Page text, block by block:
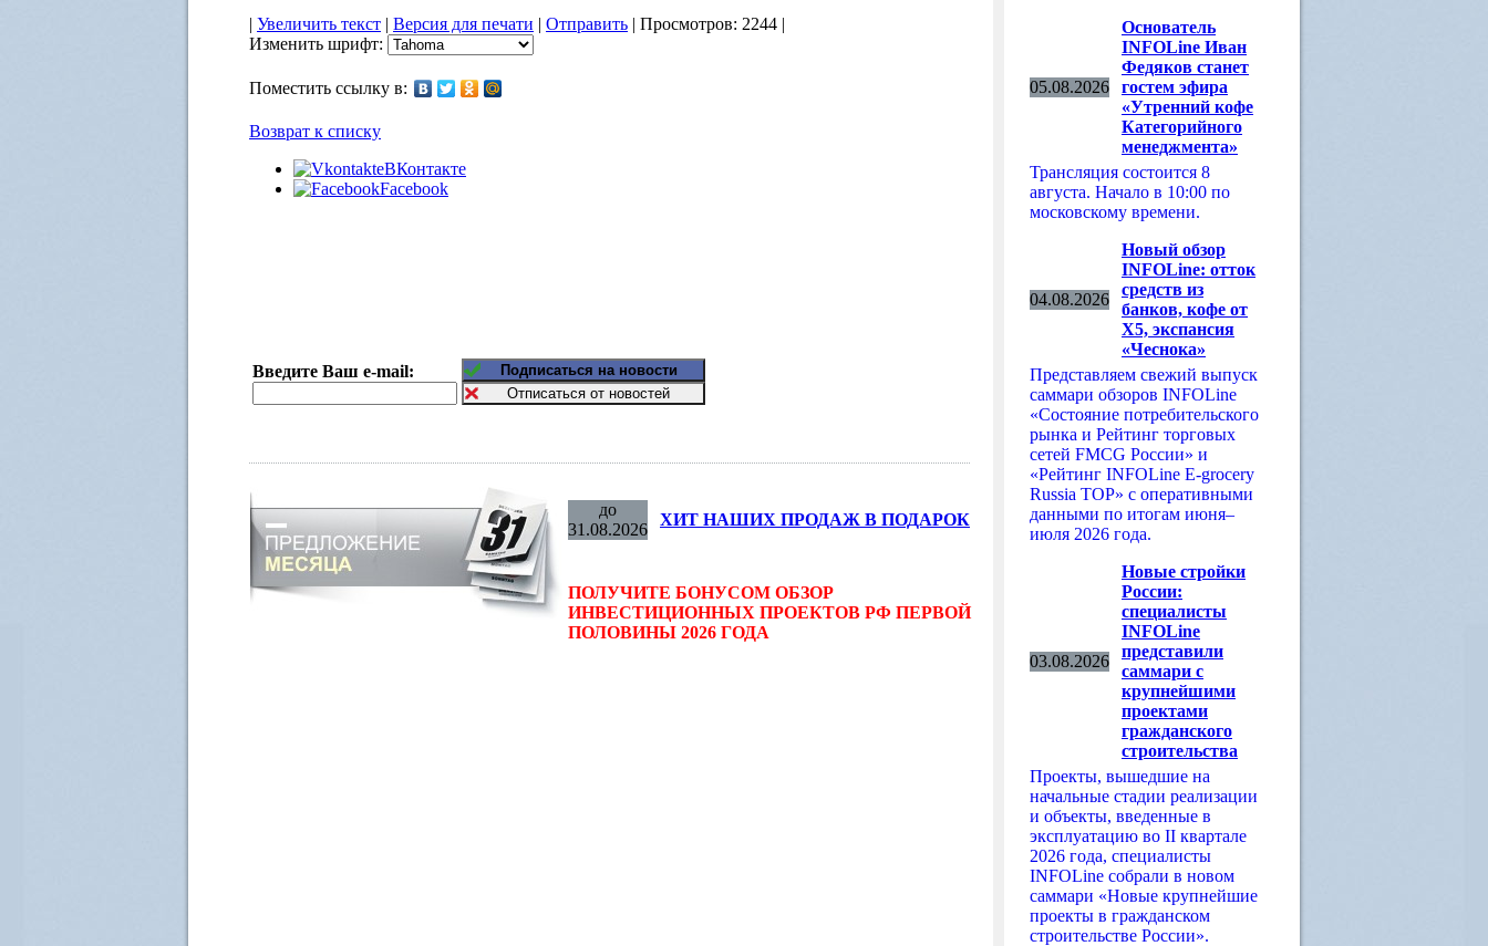
| Увеличить текст | Версия для печати | Отправить | Просмотров: 2244 |
Изменить шрифт:
Поместить ссылку в:
Возврат к списку
ВКонтакте
Facebook
Введите Ваш e-mail:
до
31.08.2026
ХИТ НАШИХ ПРОДАЖ В ПОДАРОК
ПОЛУЧИТЕ БОНУСОМ ОБЗОР
ИНВЕСТИЦИОННЫХ ПРОЕКТОВ РФ ПЕРВОЙ
ПОЛОВИНЫ 2026 ГОДА
05.08.2026
Основатель
INFOLine Иван
Федяков станет
гостем эфира
«Утренний кофе
Категорийного
менеджмента»
Трансляция состоится 8
августа. Начало в 10:00 по
московскому времени.
04.08.2026
Новый обзор
INFOLine: отток
средств из
банков, кофе от
Х5, экспансия
«Чеснока»
Представляем свежий выпуск
саммари обзоров INFOLine
«Состояние потребительского
рынка и Рейтинг торговых
сетей FMCG России» и
«Рейтинг INFOLine E-grocery
Russia TOP» с оперативными
данными по итогам июня–
июля 2026 года.
03.08.2026
Новые стройки
России:
специалисты
INFOLine
представили
саммари с
крупнейшими
проектами
гражданского
строительства
Проекты, вышедшие на
начальные стадии реализации
и объекты, введенные в
эксплуатацию во II квартале
2026 года, специалисты
INFOLine собрали в новом
саммари «Новые крупнейшие
проекты в гражданском
строительстве России».